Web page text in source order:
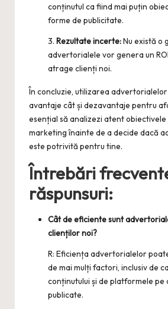
conținutul ca fiind mai puțin
forme de publicitate.
3. Rezultate incerte:Nu există o
advertorialele vor genera un
atrage clienți noi.
În concluzie, utilizarea
avantaje cât și dezavantaje pentru
esențial să analizezi atent obiectivele
marketing înainte de a decide dacă
este potrivită pentru tine.
Întrebări
răspunsuri:
Cât de eficiente sunt
clienților noi?
R: Eficiența advertorialelor
de mai mulți factori, inclusiv de
conținutului și de platformele pe
publicate.